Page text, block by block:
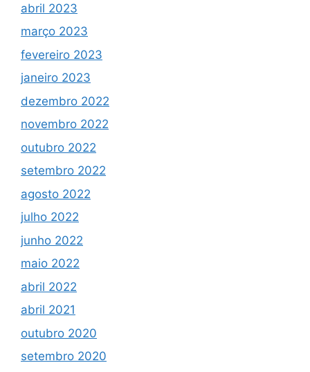
abril 2023
março 2023
fevereiro 2023
janeiro 2023
dezembro 2022
novembro 2022
outubro 2022
setembro 2022
agosto 2022
julho 2022
junho 2022
maio 2022
abril 2022
abril 2021
outubro 2020
setembro 2020